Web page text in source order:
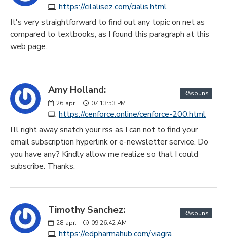
https://cilalisez.com/cialis.html
It's very straightforward to find out any topic on net as
compared to textbooks, as I found this paragraph at this
web page.
Amy Holland:
26 apr. 07:13:53 PM
https://cenforce.online/cenforce-200.html
Răspuns
I’ll right away snatch your rss as I can not to find your
email subscription hyperlink or e-newsletter service. Do
you have any? Kindly allow me realize so that I could
subscribe. Thanks.
Timothy Sanchez:
28 apr. 09:26:42 AM
https://edpharmahub.com/viagra
Răspuns